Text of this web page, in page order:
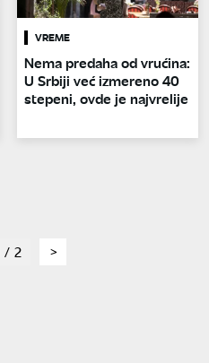
VREME
Nema predaha od vrućina:
U Srbiji već izmereno 40
stepeni, ovde je najvrelije
/ 2 page